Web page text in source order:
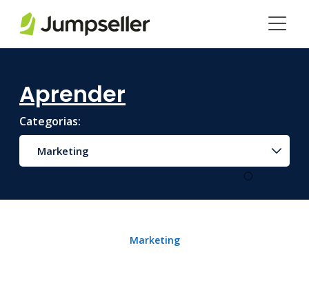
Aprender
Categorias:
Marketing
Marketing